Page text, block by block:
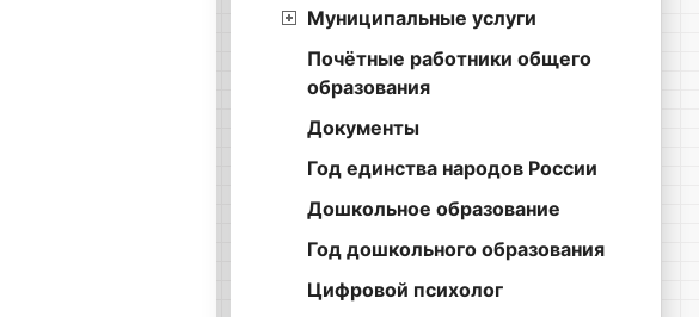
Муниципальные услуги
Почётные работники общего
образования
Документы
Год единства народов России
Дошкольное образование
Год дошкольного образования
Цифровой психолог